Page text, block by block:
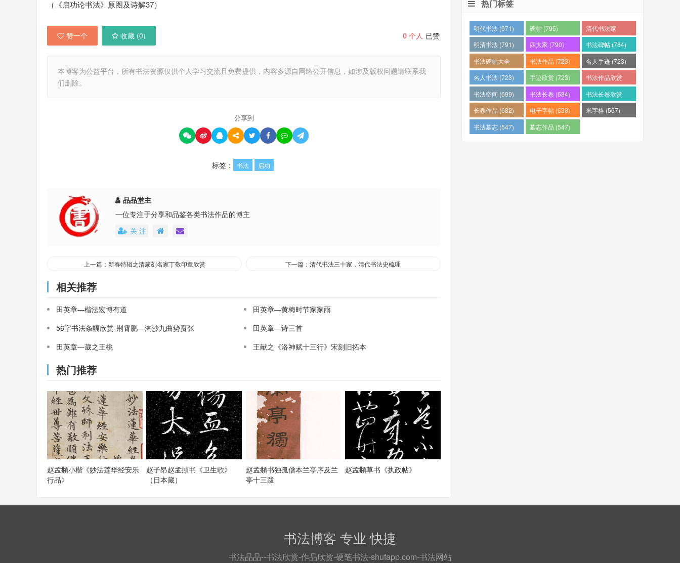
（《启功论书法》原图及诗解37）
0 个人 已赞
赞一个 收藏 (0)
本博客为公益平台，所有书法资源仅供个人学习交流且免费提供，内容多源自网络公开信息，如涉及版权问题请联系我
们删除。
分享到
标签： 书法 启功
品品堂主
一位专注于分享和品鉴各类书法作品的博主
关 注
上一篇：新春特辑之清篆刻名家丁敬印章欣赏 下一篇：清代书法三十家，清代书法史梳理
相关推荐
田英章—楷法宏博有道
田英章—黄梅时节家家雨
56字书法条幅欣赏-荆霄鹏—淘沙九曲势贲张
田英章—诗三首
田英章—葳之王桃
王献之《洛神赋十三行》宋刻旧拓本
热门推荐
赵孟頫小楷《妙法莲华经安乐
行品》
赵子昂赵孟頫书《卫生歌》
（日本藏）
赵孟頫书独孤僧本兰亭序及兰
亭十三跋
赵孟頫草书《执政帖》
热门标签
明代书法 (971) 碑帖 (795)
清代书法家
(794)
明清书法 (791) 四大家 (790)
书法碑帖 (784)
书法碑帖大全
(784)
书法作品 (723)
名人手迹 (723)
名人书法 (723)
手迹欣赏 (723)
书法作品欣赏
(710)
书法空间 (699) 书法长卷 (684)
书法长卷欣赏
(682)
长卷作品 (682) 电子字帖 (638)
米字格 (567)
书法墓志 (547)
墓志作品 (547)
书法博客 专业 快捷
书法品品--书法欣赏-作品欣赏-硬笔书法-shufapp.com-书法网站